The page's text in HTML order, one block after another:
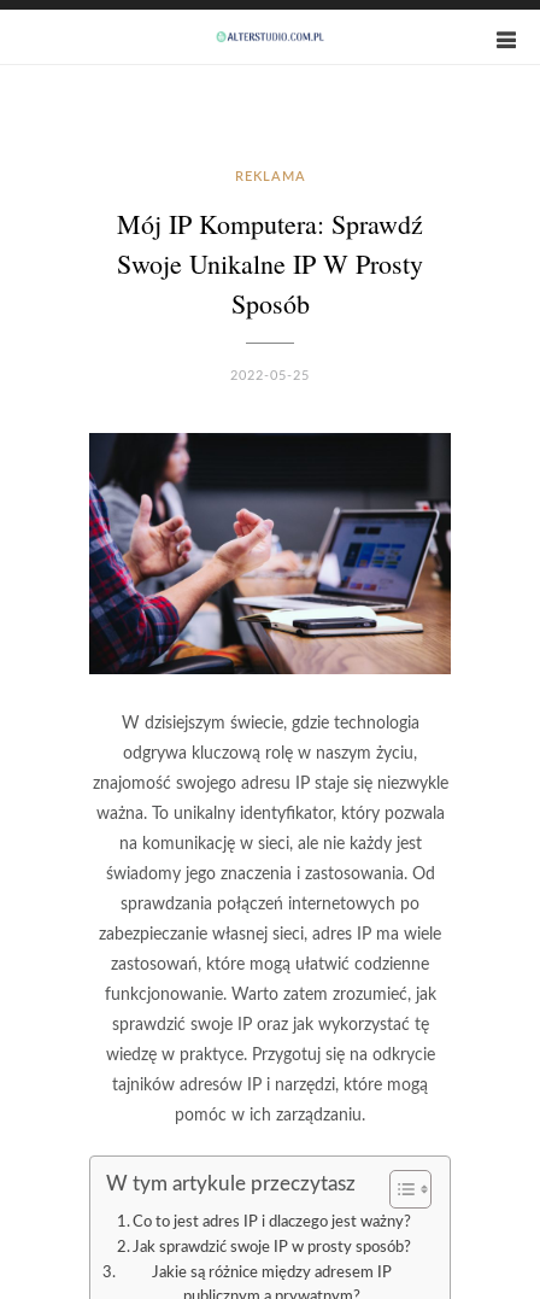
REKLAMA
Mój IP Komputera: Sprawdź
Swoje Unikalne IP W Prosty
Sposób
2022-05-25
W dzisiejszym świecie, gdzie technologia
odgrywa kluczową rolę w naszym życiu,
znajomość swojego adresu IP staje się niezwykle
ważna. To unikalny identyfikator, który pozwala
na komunikację w sieci, ale nie każdy jest
świadomy jego znaczenia i zastosowania. Od
sprawdzania połączeń internetowych po
zabezpieczanie własnej sieci, adres IP ma wiele
zastosowań, które mogą ułatwić codzienne
funkcjonowanie. Warto zatem zrozumieć, jak
sprawdzić swoje IP oraz jak wykorzystać tę
wiedzę w praktyce. Przygotuj się na odkrycie
tajników adresów IP i narzędzi, które mogą
pomóc w ich zarządzaniu.
W tym artykule przeczytasz
Co to jest adres IP i dlaczego jest ważny?
Jak sprawdzić swoje IP w prosty sposób?
Jakie są różnice między adresem IP